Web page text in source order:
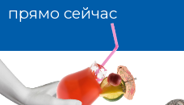
прямо сейчас